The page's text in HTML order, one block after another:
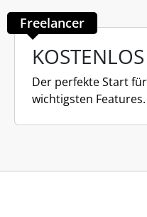
Freelancer
KOSTENLOS
Der perfekte Start
wichtigsten Features.